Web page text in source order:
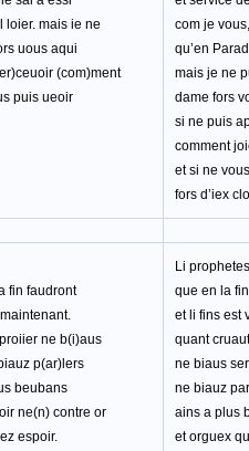
loier. mais ie ne
uous aqui
(com)ment
puis ueoir
com je
qu’en
mais je ne
dame fors
si ne puis
comment
et si ne
fors d’iex
fin faudront
ne b(i)aus
p(ar)lers
beubans
ne(n) contre or
espoir.
Li
que en la
et li fins est
quant
ne biaus
ne biauz
ains a plus
et orguex